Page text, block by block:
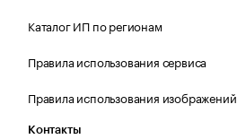
Каталог ИП по регионам
Правила использования сервиса
Правила использования изображений
Контакты